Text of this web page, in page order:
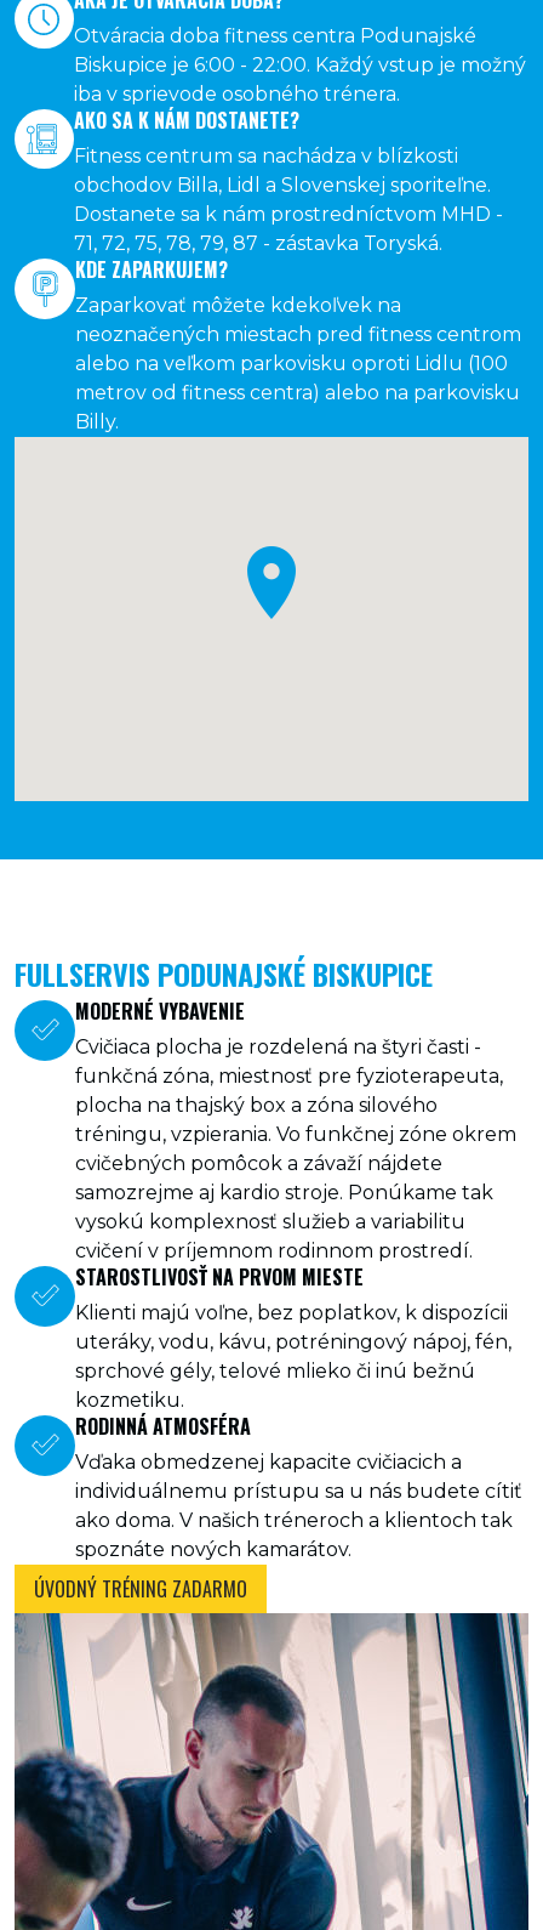
Otváracia doba fitness centra Podunajské
Biskupice je 6:00 - 22:00. Každý vstup je možný
iba v sprievode osobného trénera.
AKO SA K NÁM DOSTANETE?
Fitness centrum sa nachádza v blízkosti
obchodov Billa, Lidl a Slovenskej sporiteľne.
Dostanete sa k nám prostredníctvom MHD -
71, 72, 75, 78, 79, 87 - zástavka Toryská.
KDE ZAPARKUJEM?
Zaparkovať môžete kdekoľvek na
neoznačených miestach pred fitness centrom
alebo na veľkom parkovisku oproti Lidlu (100
metrov od fitness centra) alebo na parkovisku
Billy.
FULLSERVIS PODUNAJSKÉ BISKUPICE
MODERNÉ VYBAVENIE
Cvičiaca plocha je rozdelená na štyri časti -
funkčná zóna, miestnosť pre fyzioterapeuta,
plocha na thajský box a zóna silového
tréningu, vzpierania. Vo funkčnej zóne okrem
cvičebných pomôcok a závaží nájdete
samozrejme aj kardio stroje. Ponúkame tak
vysokú komplexnosť služieb a variabilitu
cvičení v príjemnom rodinnom prostredí.
STAROSTLIVOSŤ NA PRVOM MIESTE
Klienti majú voľne, bez poplatkov, k dispozícii
uteráky, vodu, kávu, potréningový nápoj, fén,
sprchové gély, telové mlieko či inú bežnú
kozmetiku.
RODINNÁ ATMOSFÉRA
Vďaka obmedzenej kapacite cvičiacich a
individuálnemu prístupu sa u nás budete cítiť
ako doma. V našich tréneroch a klientoch tak
spoznáte nových kamarátov.
ÚVODNÝ TRÉNING ZADARMO